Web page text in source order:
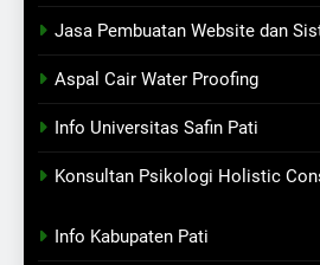
Jasa Pembuatan Website dan
Aspal Cair Water Proofing
Info Universitas Safin Pati
Konsultan Psikologi Holistic
Info Kabupaten Pati